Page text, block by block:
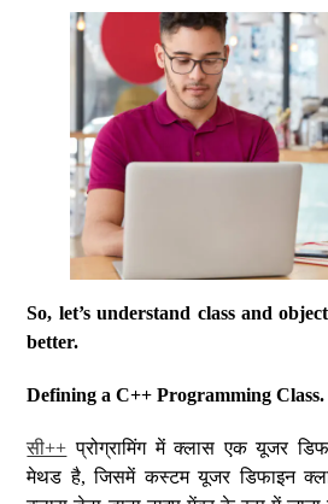
So, let’s understand class and
better.
Defining a C++ Programming Class.
सी++ प्रोग्रामिंग में क्लास एक यूजर
मेथड है, जिसमें कस्टम यूजर डिफाइन